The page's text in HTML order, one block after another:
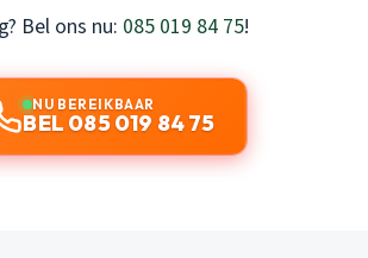
Bel ons nu: 085 019 84 75!
NU BEREIKBAAR
BEL 085 019 84 75